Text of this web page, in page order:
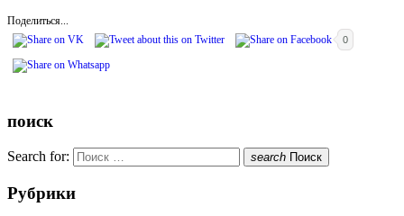
Поделиться...
0
поиск
Search for: search Поиск
Рубрики